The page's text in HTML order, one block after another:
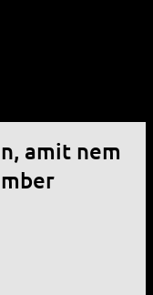
amit nem